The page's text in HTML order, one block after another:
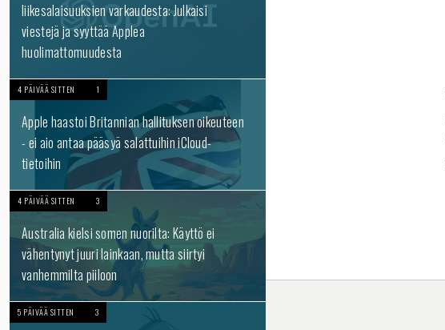
liikesalaisuuksien varkaudesta: Julkaisi
viestejä ja syyttää Applea
huolimattomuudesta
4 PÄIVÄÄ SITTEN 1
Apple haastoi Britannian hallituksen oikeuteen
- ei aio antaa pääsyä salattuihin iCloud-
tietoihin
4 PÄIVÄÄ SITTEN 3
Australia kielsi somen nuorilta: Käyttö ei
vähentynyt juuri lainkaan, mutta siirtyi
vanhemmilta piiloon
5 PÄIVÄÄ SITTEN 3